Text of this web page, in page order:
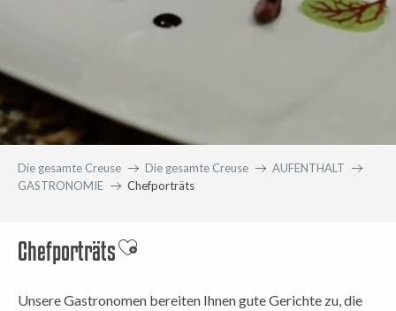
Die gesamte Creuse Die gesamte Creuse
AUFENTHALT
GASTRONOMIE
Chefporträts
ChefporträtsAjouter aux favoris
Unsere Gastronomen bereiten Ihnen gute Gerichte zu, die